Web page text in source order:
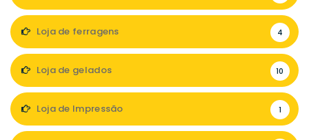
Loja de ferragens 4
Loja de gelados 10
Loja de Impressão 1